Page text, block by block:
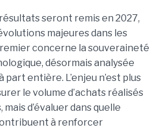
seront remis en 2027,
majeures dans les
concerne la souveraineté
désormais analysée
entière. L’enjeu n’est plus
le volume d’achats réalisés
d’évaluer dans quelle
à renforcer